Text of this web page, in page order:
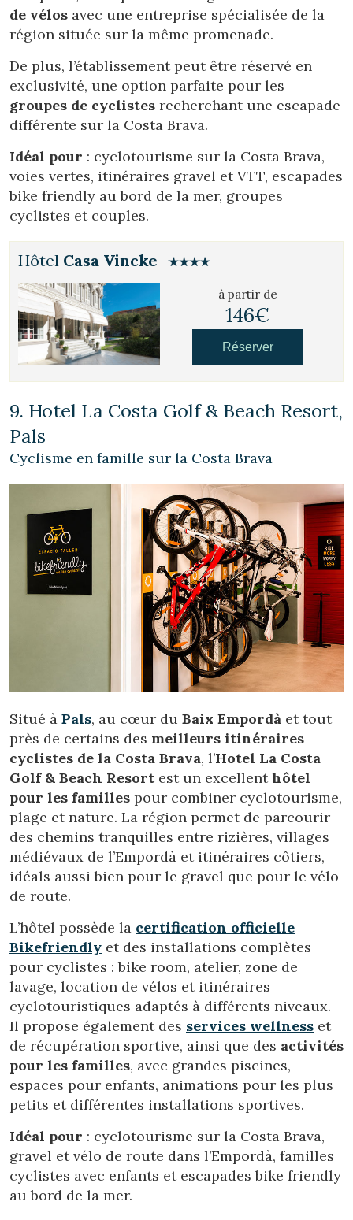
de vélos avec une entreprise spécialisée de la
région située sur la même promenade.
De plus, l’établissement peut être réservé en
exclusivité, une option parfaite pour les
groupes de cyclistes recherchant une escapade
différente sur la Costa Brava.
Idéal pour : cyclotourisme sur la Costa Brava,
voies vertes, itinéraires gravel et VTT, escapades
bike friendly au bord de la mer, groupes
cyclistes et couples.
Hôtel Casa Vincke
à partir de
146€
Réserver
9. Hotel La Costa Golf & Beach Resort,
Pals
Cyclisme en famille sur la Costa Brava
Situé à Pals, au cœur du Baix Empordà et tout
près de certains des meilleurs itinéraires
cyclistes de la Costa Brava, l’Hotel La Costa
Golf & Beach Resort est un excellenthôtel
pour les familles pour combiner cyclotourisme,
plage et nature. La région permet de parcourir
des chemins tranquilles entre rizières, villages
médiévaux de l’Empordà et itinéraires côtiers,
idéals aussi bien pour le gravel que pour le vélo
de route.
L’hôtel possède la certification officielle
Bikefriendly et des installations complètes
pour cyclistes : bike room, atelier, zone de
lavage, location de vélos et itinéraires
cyclotouristiques adaptés à différents niveaux.
Il propose également des services wellness et
de récupération sportive, ainsi que des activités
pour les familles, avec grandes piscines,
espaces pour enfants, animations pour les plus
petits et différentes installations sportives.
Idéal pour : cyclotourisme sur la Costa Brava,
gravel et vélo de route dans l’Empordà, familles
cyclistes avec enfants et escapades bike friendly
au bord de la mer.